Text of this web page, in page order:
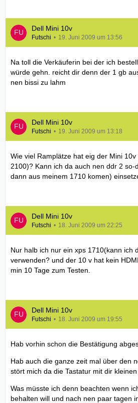
Dell Mini 10v
Futschi 19. Juni 2009 um 13:56
Na toll die Verkäuferin bei der ich
würde gehn. reicht dir denn der 1 gb
nen bissi zu lahm
Dell Mini 10v
Futschi 19. Juni 2009 um 13:18
Wie viel Ramplätze hat eig der Mini
2100)? Kann ich da auch nen ddr 2
dann aus meinem 1710 komen)
Dell Mini 10v
Futschi 18. Juni 2009 um 22:25
Nur halb ich nur ein xps 1710(kann ich
verwenden? und der 10 v hat kein
min 10 Tage zum Testen.
Dell Mini 10v
Futschi 18. Juni 2009 um 19:55
Hab vorhin schon die Bestätigung
Hab auch die ganze zeit mal über den
stört mich da die Tastatur mit dir
Was müsste ich denn beachten wenn
behalten will und nach nen paar tagen